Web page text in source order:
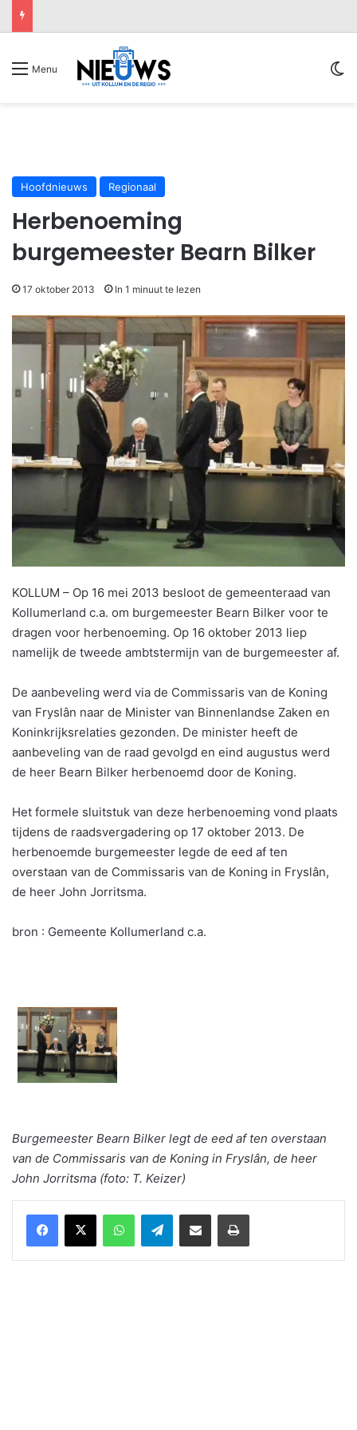
Menu
Hoofdnieuws Regionaal
Herbenoeming
burgemeester Bearn Bilker
17 oktober 2013 In 1 minuut te lezen
KOLLUM – Op 16 mei 2013 besloot de gemeenteraad van
Kollumerland c.a. om burgemeester Bearn Bilker voor te
dragen voor herbenoeming. Op 16 oktober 2013 liep
namelijk de tweede ambtstermijn van de burgemeester af.
De aanbeveling werd via de Commissaris van de Koning
van Fryslân naar de Minister van Binnenlandse Zaken en
Koninkrijksrelaties gezonden. De minister heeft de
aanbeveling van de raad gevolgd en eind augustus werd
de heer Bearn Bilker herbenoemd door de Koning.
Het formele sluitstuk van deze herbenoeming vond plaats
tijdens de raadsvergadering op 17 oktober 2013. De
herbenoemde burgemeester legde de eed af ten
overstaan van de Commissaris van de Koning in Fryslân,
de heer John Jorritsma.
bron : Gemeente Kollumerland c.a.
Burgemeester Bearn Bilker legt de eed af ten overstaan
van de Commissaris van de Koning in Fryslân, de heer
John Jorritsma (foto: T. Keizer)
WhatsAppTelegramDelen via Email Print